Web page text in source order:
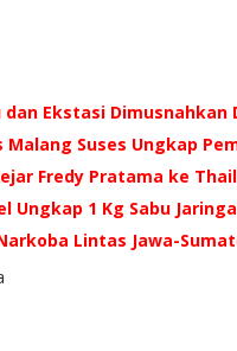
dan Ekstasi
Suses Ungkap
Fredy Pratama ke
Ungkap 1 Kg Sabu
Lintas Jawa-